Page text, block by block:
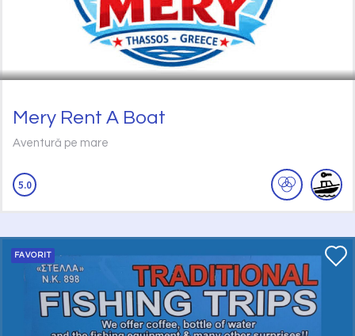
Mery Rent A Boat
Aventură pe mare
5.0
FAVORIT